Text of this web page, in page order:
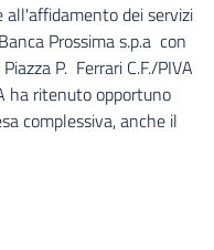
dei servizi
Prossima s.p.a con
P. Ferrari C.F./PIVA
ha ritenuto opportuno
complessiva, anche il